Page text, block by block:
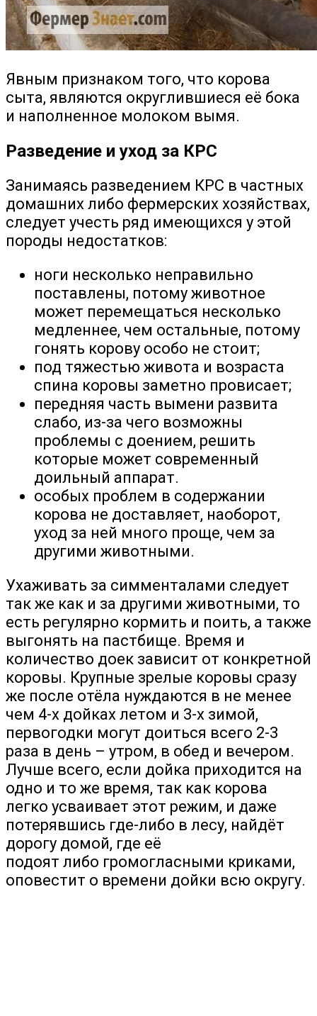
Явным признаком того, что корова
сыта, являются округлившиеся её бока
и наполненное молоком вымя.
Разведение и уход за КРС
Занимаясь разведением КРС в частных
домашних либо фермерских хозяйствах,
следует учесть ряд имеющихся у этой
породы недостатков:
ноги несколько неправильно
поставлены, потому животное
может перемещаться несколько
медленнее, чем остальные, потому
гонять корову особо не стоит;
под тяжестью живота и возраста
спина коровы заметно провисает;
передняя часть вымени развита
слабо, из-за чего возможны
проблемы с доением, решить
которые может современный
доильный аппарат.
особых проблем в содержании
корова не доставляет, наоборот,
уход за ней много проще, чем за
другими животными.
Ухаживать за симменталами следует
так же как и за другими животными, то
есть регулярно кормить и поить, а также
выгонять на пастбище. Время и
количество доек зависит от конкретной
коровы. Крупные зрелые коровы сразу
же после отёла нуждаются в не менее
чем 4-х дойках летом и 3-х зимой,
первогодки могут доиться всего 2-3
раза в день – утром, в обед и вечером.
Лучше всего, если дойка приходится на
одно и то же время, так как корова
легко усваивает этот режим, и даже
потерявшись где-либо в лесу, найдёт
дорогу домой, где её
подоят либо громогласными криками,
оповестит о времени дойки всю округу.